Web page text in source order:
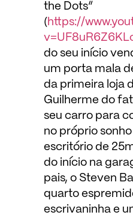
the Dots”
( https://
do seu início
um porta mala
da primeira loja
Guilherme do
seu carro para
no próprio
escritório de
do início na
pais, o Steven
quarto
escrivaninha e